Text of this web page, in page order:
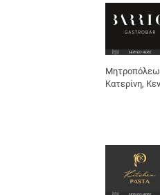
Κατερίνη,